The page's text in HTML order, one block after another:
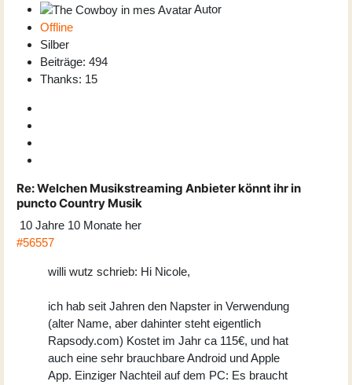
Autor
Offline
Silber
Beiträge: 494
Thanks: 15
Re:Welchen Musikstreaming Anbieter könnt ihr in
puncto Country Musik
10 Jahre 10 Monate her
#56557
willi wutz schrieb: Hi Nicole,
ich hab seit Jahren den Napster in Verwendung
(alter Name, aber dahinter steht eigentlich
Rapsody.com) Kostet im Jahr ca 115€, und hat
auch eine sehr brauchbare Android und Apple
App. Einziger Nachteil auf dem PC: Es braucht